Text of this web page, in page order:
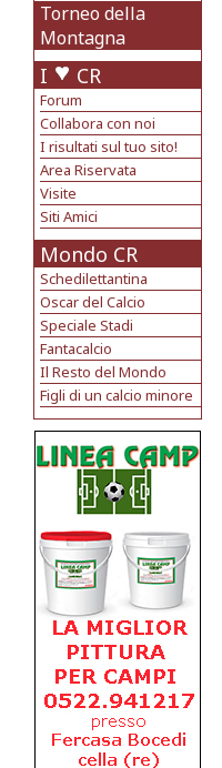
Torneo della
Montagna
I CR
Forum
Collabora con noi
I risultati sul tuo sito!
Area Riservata
Visite
Siti Amici
Mondo CR
Schedilettantina
Oscar del Calcio
Speciale Stadi
Fantacalcio
Il Resto del Mondo
Figli di un calcio minore